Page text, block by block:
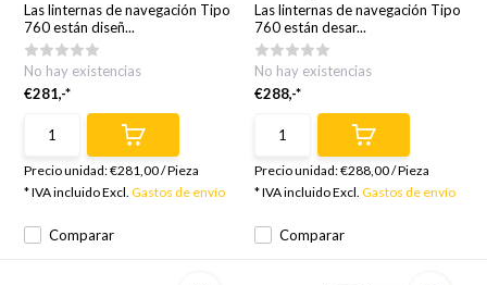
Las linternas de navegación Tipo
760 están diseñ...
Comparar
No hay existencias
€281,-*
Precio unidad:€281,00/Pieza
* IVA incluido Excl.Gastos de envío
Las linternas de navegación Tipo
760 están desar...
Comparar
No hay existencias
€288,-*
Precio unidad:€288,00/Pieza
* IVA incluido Excl. Gastos de envío